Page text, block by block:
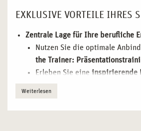
EXKLUSIVE VORTEILE IHRES
Zentrale Lage für Ihre berufliche
Nutzen Sie die optimale
the Trainer:
Erleben Sie eine inspirierende
Austausch und kreativen
Erweitern Sie Ihr
Region.
Weiterlesen